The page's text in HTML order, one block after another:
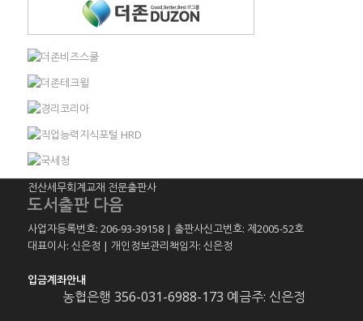
전산세무회계교재 전문출판사
도서출판 다음
사업자등록번호: 206-93-39158 | 출판사신고번호: 제2005-52호
대표이사: 신은정 | 개인정보관리책임자: 신은정
입금계좌안내
농협은행 356-031-6988-173 예금주: 신은정